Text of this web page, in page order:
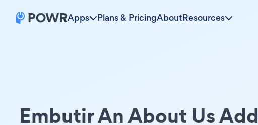
Apps Plans & PricingAboutResources
Embutir An About Us Add